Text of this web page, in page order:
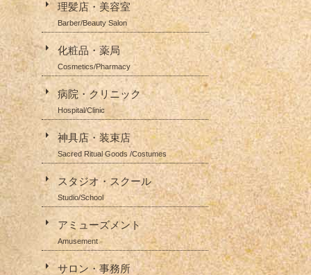
理髪店・美容室
Barber/Beauty Salon
化粧品・薬局
Cosmetics/Pharmacy
病院・クリニック
Hospital/Clinic
神具店・装束店
Sacred Ritual Goods /Costumes
スタジオ・スクール
Studio/School
アミューズメント
Amusement
サロン・事務所